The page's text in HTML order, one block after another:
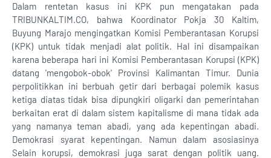
Dalam rentetan kasus ini KPK pun mengatakan pada
TRIBUNKALTIM.CO, bahwa Koordinator Pokja 30 Kaltim,
Buyung Marajo mengingatkan Komisi Pemberantasan Korupsi
(KPK) untuk tidak menjadi alat politik. Hal ini disampaikan
karena beberapa hari ini Komisi Pemberantasan Korupsi (KPK)
datang 'mengobok-obok' Provinsi Kalimantan Timur. Dunia
perpolitikkan ini berbuah getir dari berbagai polemik kasus
ketiga diatas tidak bisa dipungkiri oligarki dan pemerintahan
berkaitan erat di dalam sistem kapitalisme di mana tidak ada
yang namanya teman abadi, yang ada kepentingan abadi.
Demokrasi syarat kepentingan. Namun dalam asosiasinya
Selain korupsi, demokrasi juga sarat dengan politik uang.